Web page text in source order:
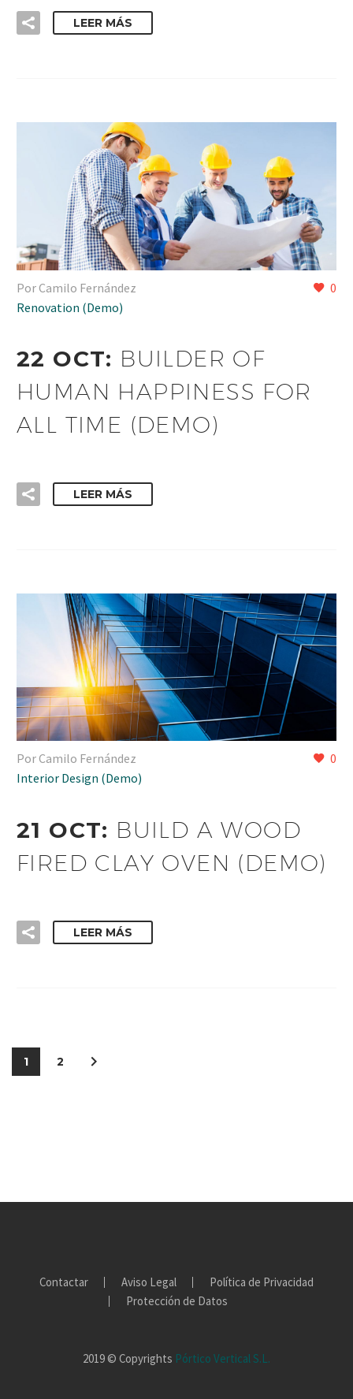
LEER MÁS
0
Por Camilo Fernández
Renovation (Demo)
22 OCT: BUILDER OF
HUMAN HAPPINESS FOR
ALL TIME (DEMO)
LEER MÁS
0
Por Camilo Fernández
Interior Design (Demo)
21 OCT: BUILD A WOOD
FIRED CLAY OVEN (DEMO)
LEER MÁS
1 2
Contactar Aviso Legal
Política de Privacidad
Protección de Datos
2019 © Copyrights Pórtico Vertical S.L.